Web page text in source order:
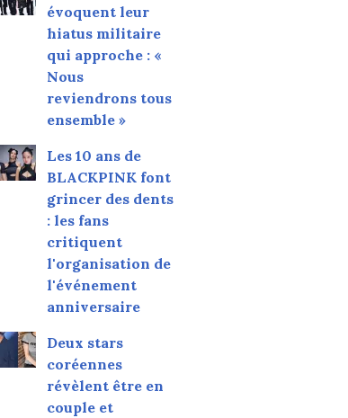
évoquent leur
hiatus militaire
qui approche : «
Nous
reviendrons tous
ensemble »
Les 10 ans de
BLACKPINK font
grincer des dents
: les fans
critiquent
l'organisation de
l'événement
anniversaire
Deux stars
coréennes
révèlent être en
couple et